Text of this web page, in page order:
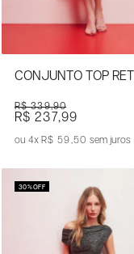
CONJUNTO TOP
R$ 339,90
R$ 237,99
4x R$ 59,50sem juros
30%OFF